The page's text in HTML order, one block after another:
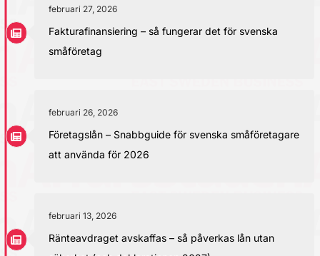
februari 27, 2026
Fakturafinansiering – så fungerar det för svenska
småföretag
februari 26, 2026
Företagslån – Snabbguide för svenska småföretagare
att använda för 2026
februari 13, 2026
Ränteavdraget avskaffas – så påverkas lån utan